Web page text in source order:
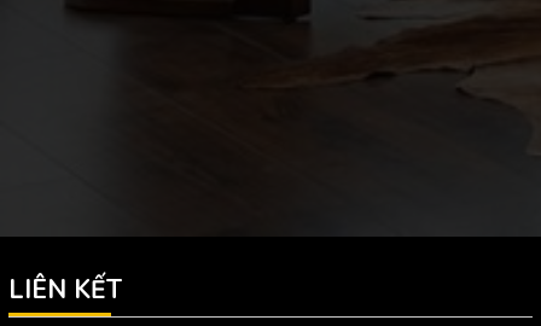
LIÊN KẾT